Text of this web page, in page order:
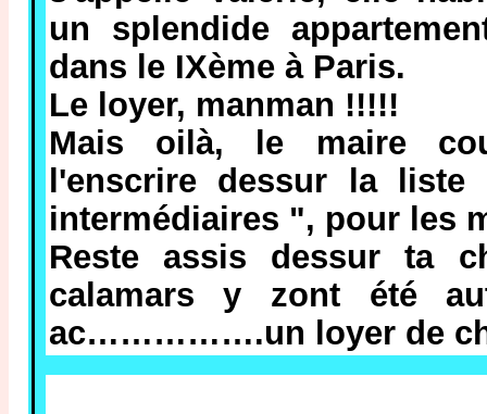
un splendide
dans le IXème à Paris.
Le loyer, manman !!!!!
Mais oilà, le maire
l'enscrire dessur la
intermédiaires ", pour les
Reste assis dessur ta
calamars y zont été
ac…………….un loyer de